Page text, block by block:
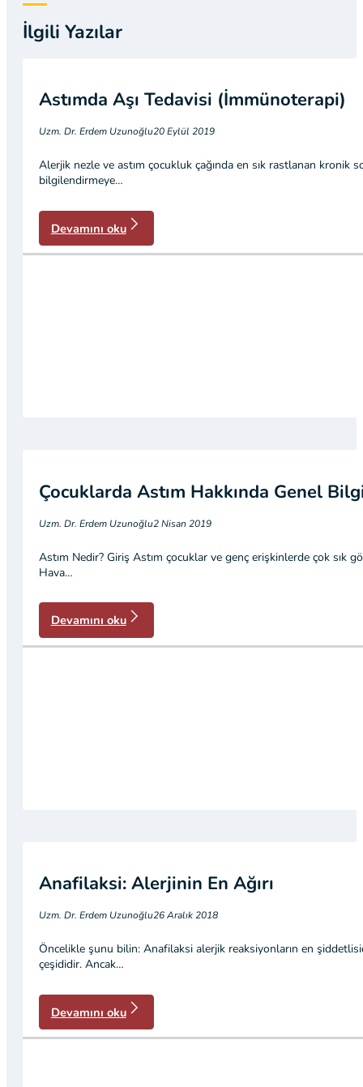
İlgili Yazılar
Astımda Aşı Tedavisi (İmmünoterapi)
Uzm. Dr. Erdem Uzunoğlu20 Eylül 2019
Alerjik nezle ve astım çocukluk çağında en sık rastlanan kronik
bilgilendirmeye…
Devamını oku
Çocuklarda Astım Hakkında Genel
Uzm. Dr. Erdem Uzunoğlu2 Nisan 2019
Astım Nedir? Giriş Astım çocuklar ve genç erişkinlerde çok sık
Hava…
Devamını oku
Anafilaksi: Alerjinin En Ağırı
Uzm. Dr. Erdem Uzunoğlu26 Aralık 2018
Öncelikle şunu bilin: Anafilaksi alerjik reaksiyonların en
çeşididir. Ancak…
Devamını oku